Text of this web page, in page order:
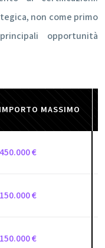
non come primo
opportunità
IMPORTO MASSIMO
450.000 €
150.000 €
150.000 €